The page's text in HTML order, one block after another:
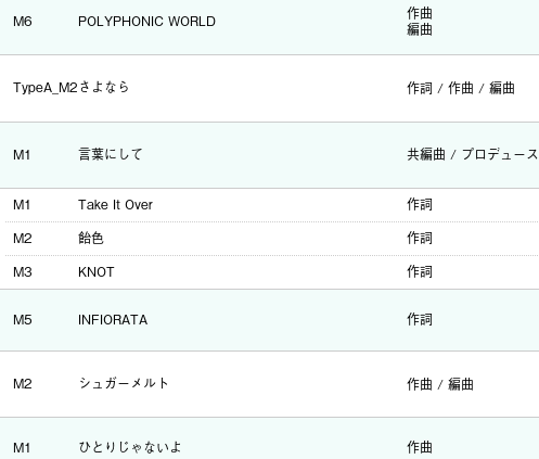
M6 POLYPHONIC WORLD 作曲
編曲
TypeA_M2さよなら 作詞 / 作曲 / 編曲
M1 言葉にして 共編曲 / プロデュース
M1 Take It Over 作詞
M2
飴色 作詞
M3
KNOT 作詞
M5 INFIORATA 作詞
M2 シュガーメルト 作曲 / 編曲
M1 ひとりじゃないよ 作曲